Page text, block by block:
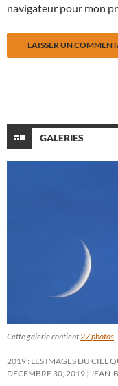
navigateur pour mon
GALERIES
Cette galerie contient 27 photos
2019 : LES IMAGES DU CIEL
DÉCEMBRE 30, 2019
JEAN-